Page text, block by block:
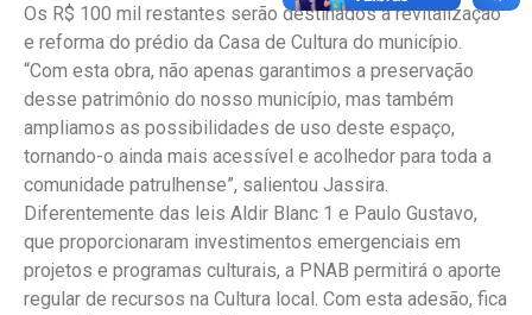
Os R$ 100 mil restantes serão destinados à revitalização
e reforma do prédio da Casa de Cultura do município.
“Com esta obra, não apenas garantimos a preservação
desse patrimônio do nosso município, mas também
ampliamos as possibilidades de uso deste espaço,
tornando-o ainda mais acessível e acolhedor para toda a
comunidade patrulhense”, salientou Jassira.
Diferentemente das leis Aldir Blanc 1 e Paulo Gustavo,
que proporcionaram investimentos emergenciais em
projetos e programas culturais, a PNAB permitirá o aporte
regular de recursos na Cultura local. Com esta adesão, fica